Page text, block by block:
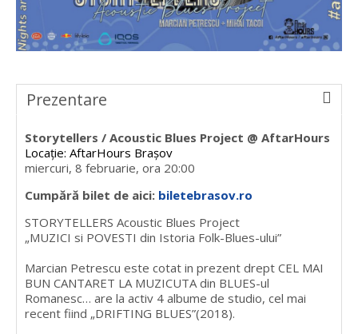
Prezentare
Storytellers / Acoustic Blues Project @ AftarHours
Locație: AftarHours Brașov
miercuri, 8 februarie, ora 20:00
Cumpără bilet de aici: biletebrasov.ro
STORYTELLERS Acoustic Blues Project
„MUZICI si POVESTI din Istoria Folk-Blues-ului”
Marcian Petrescu este cotat in prezent drept CEL MAI
BUN CANTARET LA MUZICUTA din BLUES-ul
Romanesc… are la activ 4 albume de studio, cel mai
recent fiind „DRIFTING BLUES”(2018).